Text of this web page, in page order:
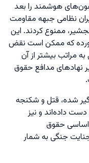
هوشمند را بعد
نظامی جبهه مقاومت
ممنوع کردند. این
آورده که ممکن است نقض
مراتب بیشتر از آن
نهادهای مدافع حقوق
شده، قتل و شکنجه
دست داده‌اند و نیز
اساسی حقوق
جنگی به شمار